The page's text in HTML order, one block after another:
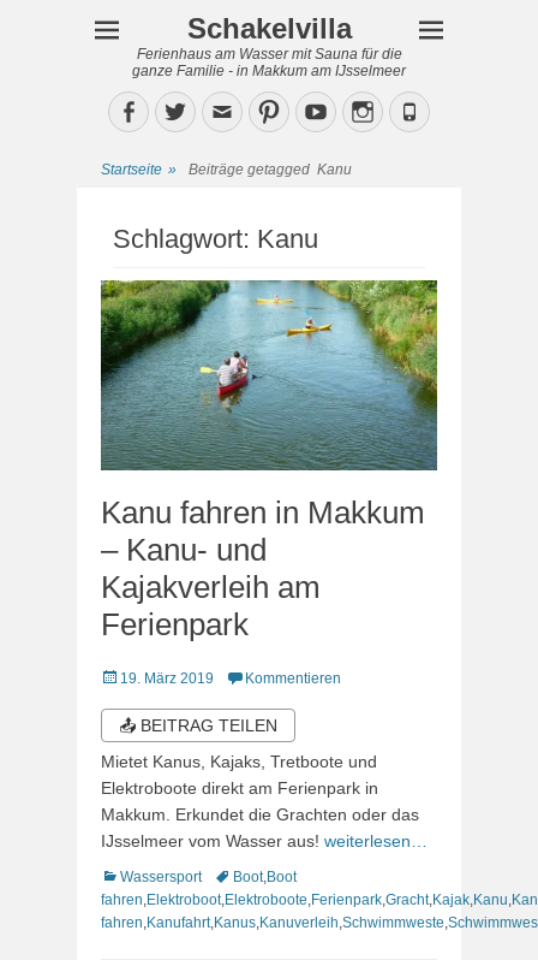
Schakelvilla
Ferienhaus am Wasser mit Sauna für die
ganze Familie - in Makkum am IJsselmeer
Facebook
TwitterEmailPinterestYouTubeInstagram
Phone
Startseite » Beiträge getagged Kanu
Schlagwort: Kanu
Kanu fahren in Makkum
– Kanu- und
Kajakverleih am
Ferienpark
Veröffentlicht
19. März 2019 Kommentieren
📤 BEITRAG TEILEN
Mietet Kanus, Kajaks, Tretboote und
Elektroboote direkt am Ferienpark in
Makkum. Erkundet die Grachten oder das
IJsselmeer vom Wasser aus! weiterlesen…
Kategorien
Wassersport Schlagworte
Boot, Boot
fahren Elektroboot, Elektroboote Ferienpark Gracht, Kajak Kanu
fahren Kanufahrt, Kanus Kanuverleih Schwimmweste